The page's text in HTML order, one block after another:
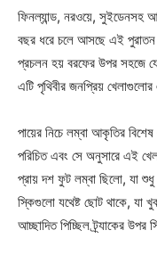
ফিনল্যান্ড, নরওয়ে, সুইডেনসহ
বছর ধরে চলে আসছে এই পুরাতন
প্রচলন হয় বরফের উপর সহজে
এটি পৃথিবীর জনপ্রিয়
পায়ের নিচে লম্বা আকৃতির
পরিচিত এবং সে অনুসারে এই
প্রায় দশ ফুট লম্বা ছিলো, যা শুধু
স্কিগুলো যথেষ্ট ছোট থাকে, যা
আচ্ছাদিত পিচ্ছিল ট্র্যাকের